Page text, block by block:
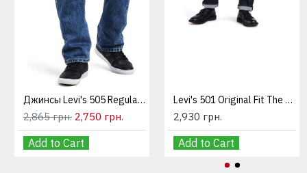
Джинсы Levi's 505 Regular Fit Medium Stonewash
2,865 грн. 2,750 грн.
Add to Cart
Levi's 501 Original Fit The Rose
2,930 грн.
Add to Cart